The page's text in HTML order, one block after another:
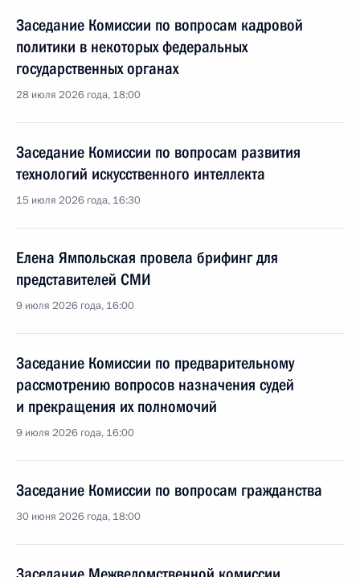
Заседание Комиссии по вопросам кадровой
политики в некоторых федеральных
государственных органах
28 июля 2026 года, 18:00
Заседание Комиссии по вопросам развития
технологий искусственного интеллекта
15 июля 2026 года, 16:30
Елена Ямпольская провела брифинг для
представителей СМИ
9 июля 2026 года, 16:00
Заседание Комиссии по предварительному
рассмотрению вопросов назначения судей
и прекращения их полномочий
9 июля 2026 года, 16:00
Заседание Комиссии по вопросам гражданства
30 июня 2026 года, 18:00